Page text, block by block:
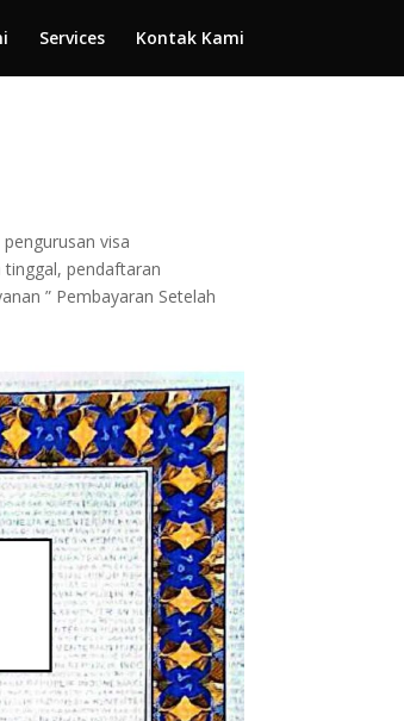
Services Kontak Kami
visa
tinggal, pendaftaran
” Pembayaran Setelah